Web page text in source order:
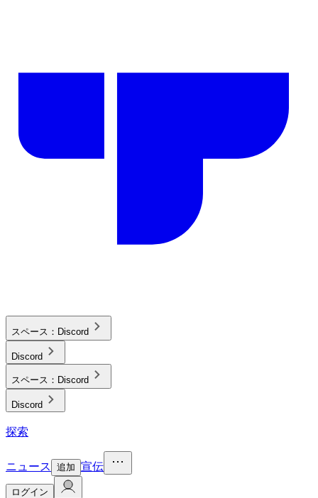
スペース： Discord
Discord
スペース： Discord
Discord
探索
ニュース 追加 宣伝
ログイン